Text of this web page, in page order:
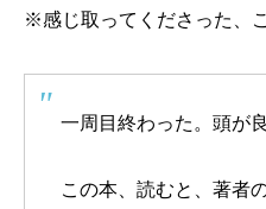
※感じ取ってくださった、
一周目終わった。頭が
この本、読むと、著者